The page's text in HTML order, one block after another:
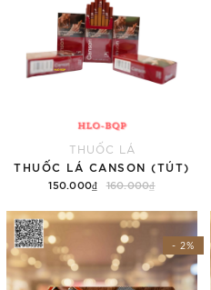
THUỐC LÁ
THUỐC LÁ CANSON (TÚT)
150.000₫ 160.000₫
Thêm vào giỏ hàng
- 2%